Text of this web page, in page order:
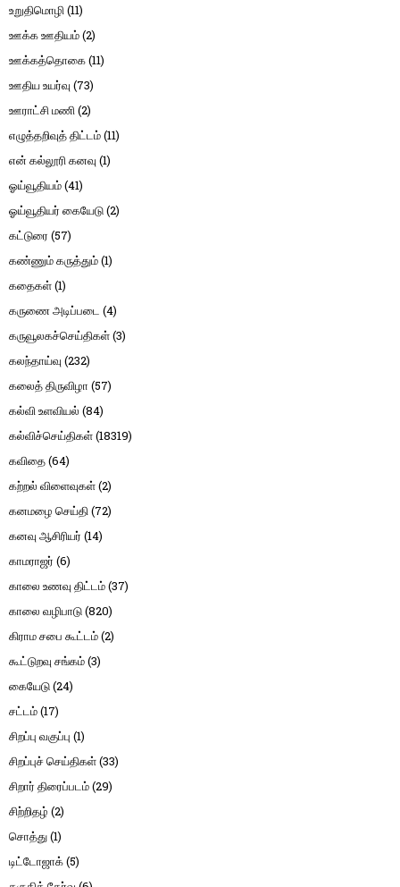
உறுதிமொழி(11)
ஊக்க ஊதியம்(2)
ஊக்கத்தொகை(11)
ஊதிய உயர்வு (73)
ஊராட்சி மணி(2)
எழுத்தறிவுத் திட்டம்(11)
என் கல்லூரி கனவு (1)
ஓய்வூதியம்(41)
ஓய்வூதியர் கையேடு(2)
கட்டுரை (57)
கண்ணும் கருத்தும்(1)
கதைகள்(1)
கருணை அடிப்படை (4)
கருவூலகச்செய்திகள்(3)
கலந்தாய்வு (232)
கலைத் திருவிழா (57)
கல்வி உளவியல் (84)
கல்விச்செய்திகள்(18319)
கவிதை(64)
கற்றல் விளைவுகள்(2)
கனமழை செய்தி(72)
கனவு ஆசிரியர் (14)
காமராஜர் (6)
காலை உணவு திட்டம்(37)
காலை வழிபாடு(820)
கிராம சபை கூட்டம்(2)
கூட்டுறவு சங்கம்(3)
கையேடு(24)
சட்டம்(17)
சிறப்பு வகுப்பு (1)
சிறப்புச் செய்திகள்(33)
சிறார் திரைப்படம்(29)
சிற்றிதழ் (2)
சொத்து(1)
டிட்டோஜாக்(5)